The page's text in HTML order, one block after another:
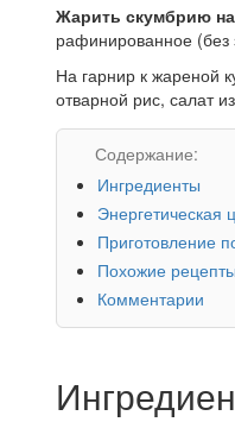
Жарить скумбрию
рафинированное (без
На гарнир к жареной
отварной рис, салат
Содержание:
Ингредиенты
Энергетическая
Приготовление
Похожие рецепты
Комментарии